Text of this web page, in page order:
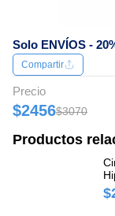
Solo ENVÍOS -
Compartir
Precio
$2456$3070
Productos
m